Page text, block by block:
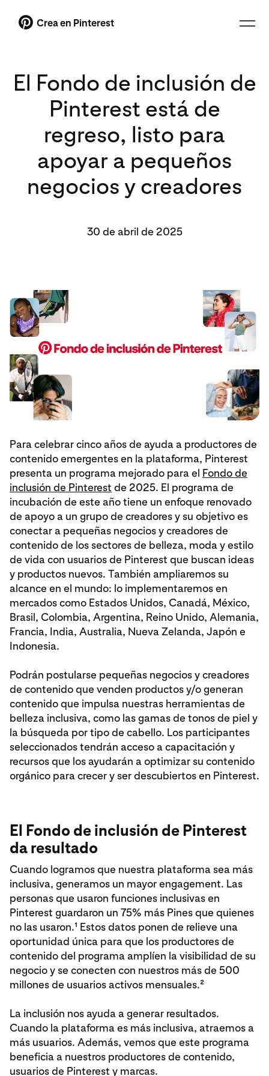
Crea en Pinterest
El Fondo de inclusión de
Pinterest está de
regreso, listo para
apoyar a pequeños
negocios y creadores
30 de abril de 2025
Para celebrar cinco años de ayuda a productores de
contenido emergentes en la plataforma, Pinterest
presenta un programa mejorado para el Fondo de
inclusión de Pinterest de 2025. El programa de
incubación de este año tiene un enfoque renovado
de apoyo a un grupo de creadores y su objetivo es
conectar a pequeñas negocios y creadores de
contenido de los sectores de belleza, moda y estilo
de vida con usuarios de Pinterest que buscan ideas
y productos nuevos. También ampliaremos su
alcance en el mundo: lo implementaremos en
mercados como Estados Unidos, Canadá, México,
Brasil, Colombia, Argentina, Reino Unido, Alemania,
Francia, India, Australia, Nueva Zelanda, Japón e
Indonesia.
Podrán postularse pequeñas negocios y creadores
de contenido que venden productos y/o generan
contenido que impulsa nuestras herramientas de
belleza inclusiva, como las gamas de tonos de piel y
la búsqueda por tipo de cabello. Los participantes
seleccionados tendrán acceso a capacitación y
recursos que los ayudarán a optimizar su contenido
orgánico para crecer y ser descubiertos en Pinterest.
El Fondo de inclusión de Pinterest
da resultado
Cuando logramos que nuestra plataforma sea más
inclusiva, generamos un mayor engagement. Las
personas que usaron funciones inclusivas en
Pinterest guardaron un 75% más Pines que quienes
no las usaron.¹ Estos datos ponen de relieve una
oportunidad única para que los productores de
contenido del programa amplíen la visibilidad de su
negocio y se conecten con nuestros más de 500
millones de usuarios activos mensuales.²
La inclusión nos ayuda a generar resultados.
Cuando la plataforma es más inclusiva, atraemos a
más usuarios. Además, vemos que este programa
beneficia a nuestros productores de contenido,
usuarios de Pinterest y marcas.